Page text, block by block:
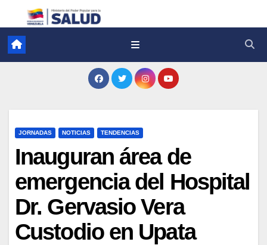
JORNADAS NOTICIAS TENDENCIAS
Inauguran área de
emergencia del Hospital
Dr. Gervasio Vera
Custodio en Upata